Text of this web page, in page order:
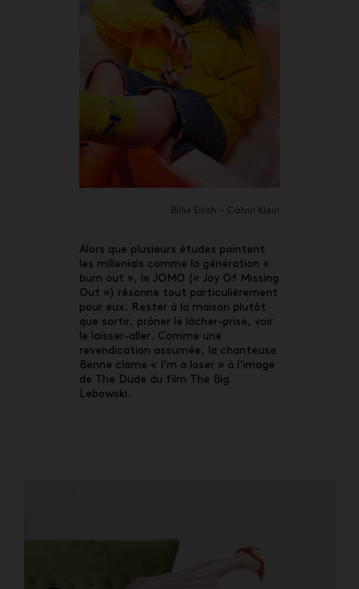
Billie Eilish – Calvin Klein
Alors que plusieurs études pointent
les millenials comme la génération «
burn out », le JOMO (« Joy Of Missing
Out ») résonne tout particulièrement
pour eux. Rester à la maison plutôt
que sortir, prôner le lâcher-prise, voir
le laisser-aller. Comme une
revendication assumée, la chanteuse
Benne clame « I’m a loser » à l’image
de The Dude du film The Big
Lebowski.